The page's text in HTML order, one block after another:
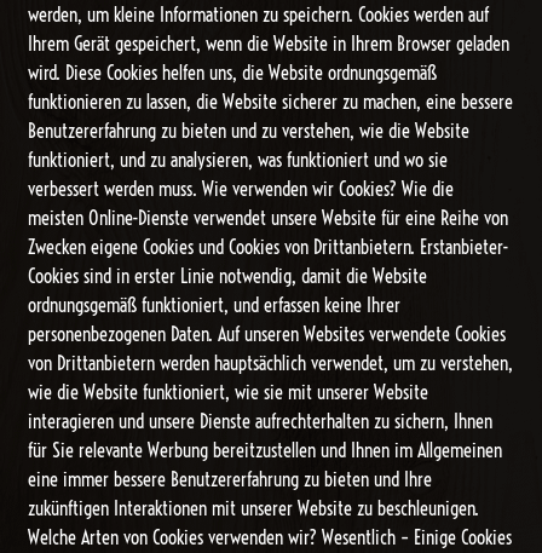
werden, um kleine Informationen zu speichern. Cookies werden auf
Ihrem Gerät gespeichert, wenn die Website in Ihrem Browser geladen
wird. Diese Cookies helfen uns, die Website ordnungsgemäß
funktionieren zu lassen, die Website sicherer zu machen, eine bessere
Benutzererfahrung zu bieten und zu verstehen, wie die Website
funktioniert, und zu analysieren, was funktioniert und wo sie
verbessert werden muss. Wie verwenden wir Cookies? Wie die
meisten Online-Dienste verwendet unsere Website für eine Reihe von
Zwecken eigene Cookies und Cookies von Drittanbietern. Erstanbieter-
Cookies sind in erster Linie notwendig, damit die Website
ordnungsgemäß funktioniert, und erfassen keine Ihrer
personenbezogenen Daten. Auf unseren Websites verwendete Cookies
von Drittanbietern werden hauptsächlich verwendet, um zu verstehen,
wie die Website funktioniert, wie sie mit unserer Website
interagieren und unsere Dienste aufrechterhalten zu sichern, Ihnen
für Sie relevante Werbung bereitzustellen und Ihnen im Allgemeinen
eine immer bessere Benutzererfahrung zu bieten und Ihre
zukünftigen Interaktionen mit unserer Website zu beschleunigen.
Welche Arten von Cookies verwenden wir? Wesentlich – Einige Cookies